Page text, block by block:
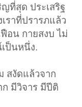
ที่สุด ประเสริฐ
ราที่ปรารภแล้ว
อน กายสงบ ไม่
ป็นหนึ่ง.
สงัดแล้วจาก
มีวิจาร มีปีติ